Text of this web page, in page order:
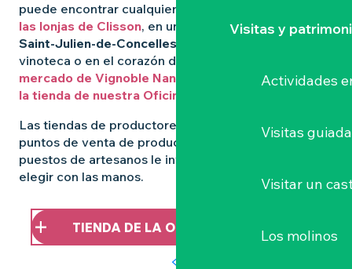
Visitas y
Actividades
Visitas
Visitar un
Los molinos
puede encontrar cualquiera que sepa buscarlos: en
las lonjas de Clisson, en un huerto compartido de
Saint-Julien-de-Concelles
vinoteca o en el corazón de un
mercado de Vignoble Nantais#
… E incluso en
la tienda de nuestra Oficina de Turismo
Las tiendas de productores, las charcuterías, los
puntos de venta de productos agrícolas y los
puestos de artesanos le invitan a frenar, conversar y
elegir con las manos.
TIENDA DE LA OFICINA DE TURISMO